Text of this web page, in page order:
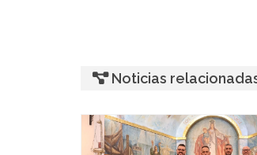
Noticias